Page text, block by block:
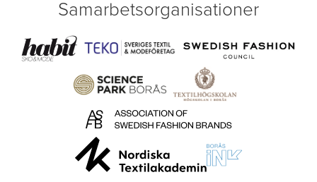
Samarbetsorganisationer